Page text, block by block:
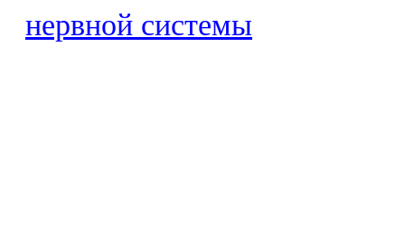
нервной системы